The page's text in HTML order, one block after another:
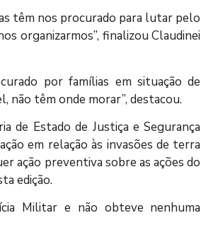
têm nos procurado para lutar pelo
organizarmos”, finalizou Claudinei
por famílias em situação de
não têm onde morar”, destacou.
Estado de Justiça e Segurança
em relação às invasões de terra
ação preventiva sobre as ações do
edição.
Militar e não obteve nenhuma